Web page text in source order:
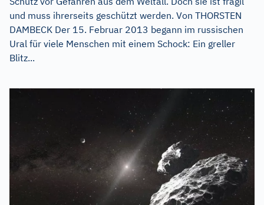
und muss ihrerseits geschützt werden. Von THORSTEN
DAMBECK Der 15. Februar 2013 begann im russischen
Ural für viele Menschen mit einem Schock: Ein greller
Blitz...